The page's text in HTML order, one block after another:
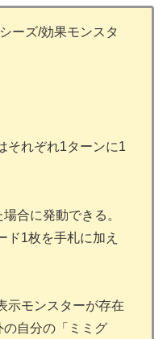
ーズ/効果モンスタ
れぞれ1ターンに1
合に発動できる。
ド1枚を手札に加え
示モンスターが存在
自分の「ミミグ